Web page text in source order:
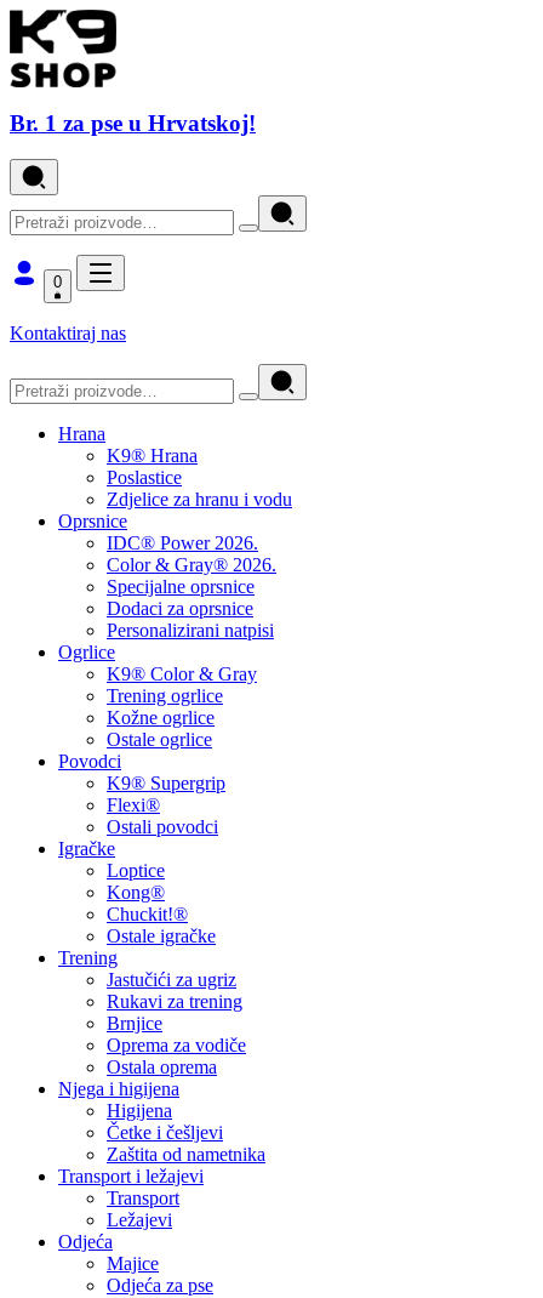
Br. 1 za pse u Hrvatskoj!
0
Kontaktiraj nas
Hrana
K9® Hrana
Poslastice
Zdjelice za hranu i vodu
Oprsnice
IDC® Power 2026.
Color & Gray® 2026.
Specijalne oprsnice
Dodaci za oprsnice
Personalizirani natpisi
Ogrlice
K9® Color & Gray
Trening ogrlice
Kožne ogrlice
Ostale ogrlice
Povodci
K9® Supergrip
Flexi®
Ostali povodci
Igračke
Loptice
Kong®
Chuckit!®
Ostale igračke
Trening
Jastučići za ugriz
Rukavi za trening
Brnjice
Oprema za vodiče
Ostala oprema
Njega i higijena
Higijena
Četke i češljevi
Zaštita od nametnika
Transport i ležajevi
Transport
Ležajevi
Odjeća
Majice
Odjeća za pse